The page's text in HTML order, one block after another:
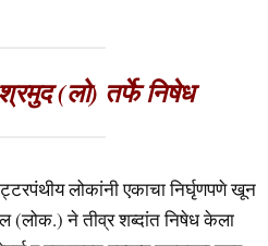
(लो) तर्फे निषेध
लोकांनी एकाचा निर्घृणपणे खून
(लोक.) ने तीव्र शब्दांत निषेध केला